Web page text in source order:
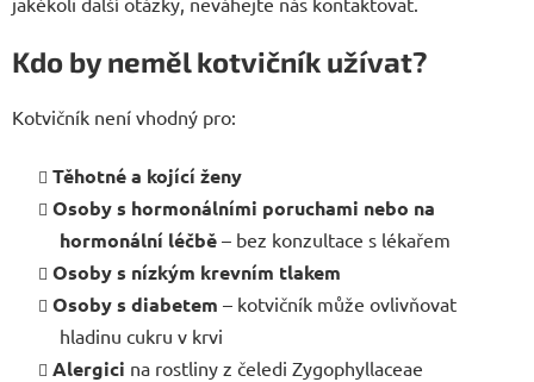
Kdo by neměl kotvičník užívat?
Kotvičník není vhodný pro:
Těhotné a kojící ženy
Osoby s hormonálními poruchami nebo na
hormonální léčbě – bez konzultace s lékařem
Osoby s nízkým krevním tlakem
Osoby s diabetem – kotvičník může ovlivňovat
hladinu cukru v krvi
Alergici na rostliny z čeledi Zygophyllaceae